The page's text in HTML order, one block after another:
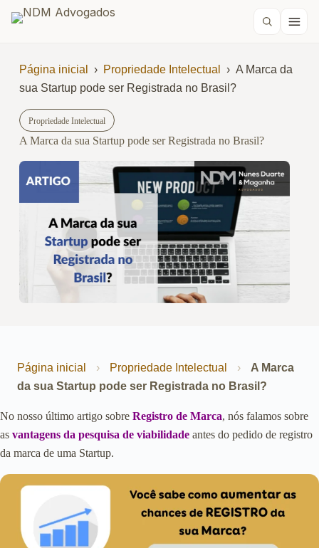
Página inicial › Propriedade Intelectual › A Marca da
sua Startup pode ser Registrada no Brasil?
Propriedade Intelectual
A Marca da sua Startup pode ser Registrada no Brasil?
Página inicial › Propriedade Intelectual ›
A Marca
da sua Startup pode ser Registrada no Brasil?
No nosso último artigo sobre Registro de Marca, nós falamos sobre
as vantagens da pesquisa de viabilidade antes do pedido de registro
da marca de uma Startup.